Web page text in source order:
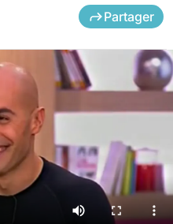
Partager